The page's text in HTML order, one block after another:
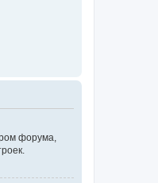
форума,